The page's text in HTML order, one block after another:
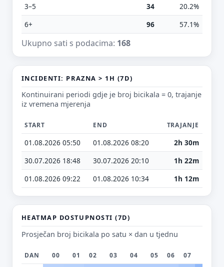
3–5 34
20.2%
6+
96 57.1%
Ukupno sati s podacima: 168
INCIDENTI: PRAZNA > 1H (7D)
Kontinuirani periodi gdje je broj bicikala = 0, trajanje
iz vremena mjerenja
START END TRAJANJE
01.08.2026 05:50 01.08.2026 08:20
2h 30m
30.07.2026 18:48
30.07.2026 20:10
1h 22m
01.08.2026 09:22
01.08.2026 10:34 1h 12m
HEATMAP DOSTUPNOSTI (7D)
Prosječan broj bicikala po satu × dan u tjednu
DAN 00 01 02 03 04 05 06 07
E-mail (opcionalno)
Ne moraš upisati e-mail — prijedlog možeš poslati i anonimno.